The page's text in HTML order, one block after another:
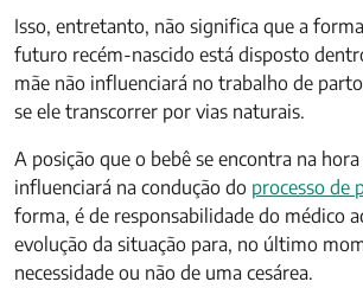
Isso, entretanto, não significa que a
futuro recém-nascido está disposto
mãe não influenciará no trabalho de
se ele transcorrer por vias naturais.
A posição que o bebê se encontra na
influenciará na condução do processo de
forma, é de responsabilidade do médico
evolução da situação para, no último
necessidade ou não de uma cesárea.